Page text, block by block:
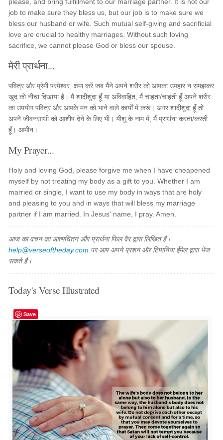
job to make sure they bless us, but our job is to make sure we
bless our husband or wife. Such mutual self-giving and sacrificial
love are crucial to healthy marriages. Without such loving
sacrifice, we cannot please God or bless our spouse.
मेरी प्रार्थना...
पवित्र और प्रेमी परमेश्वर, क्षमा करें जब मैंने अपने शरीर को आपका उपहार न समझकर
खुद को नीचा दिखाया है। मैं शादीशुदा हूँ या अविवाहित, मैं चाहता/चाहती हूँ अपने शरीर
का उपयोग पवित्र और आपके मन को भाने वाले कार्यों में करूं। अगर शादीशुदा हूँ तो
अपने जीवनसाथी को आशीष देने के लिए भी। यीशु के नाम में, मैं प्रार्थना करता/करती
हूँ। आमीन।
My Prayer...
Holy and loving God, please forgive me when I have cheapened
myself by not treating my body as a gift to you. Whether I am
married or single, I want to use my body in ways that are holy
and pleasing to you and in ways that will bless my marriage
partner if I am married. In Jesus' name, I pray. Amen.
आज का वचन का आत्मचिंतन और प्रार्थना फिल वैर द्वारा लिखित है।
help@verseoftheday.com पर आप अपने प्रशन और टिपानिया ईमेल द्वारा भेज
सकते है।
Today's Verse Illustrated
Save